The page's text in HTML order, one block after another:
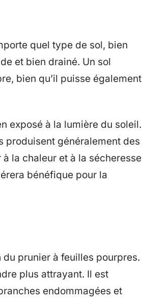
quel type de sol, bien
et bien drainé. Un sol
bien qu’il puisse également
exposé à la lumière du soleil.
produisent généralement des
la chaleur et à la sécheresse
bénéfique pour la
du prunier à feuilles pourpres.
plus attrayant. Il est
endommagées et